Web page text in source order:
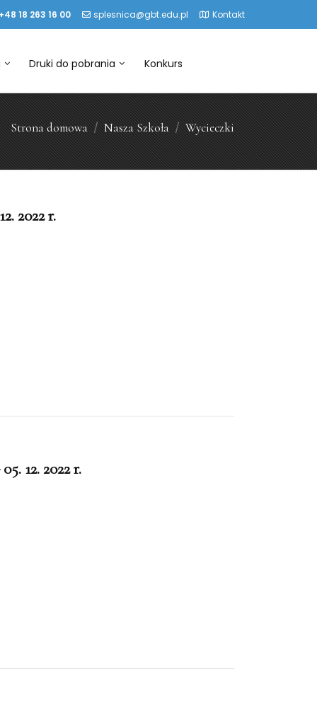
18 263 16 00 splesnica@gbt.edu.pl Kontakt
Druki do pobrania Konkurs
Strona domowa Nasza Szkoła Wycieczki
2022 r.
12. 2022 r.